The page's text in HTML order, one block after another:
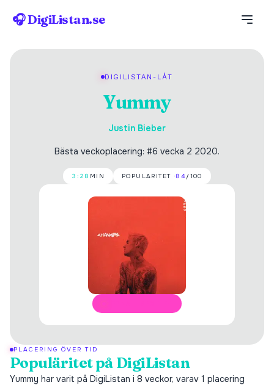
🎧 DigiListan.se
DIGILISTAN-LÅT
Yummy
Justin Bieber
Bästa veckoplacering: #6 vecka 2 2020.
3:28 MIN POPULARITET ·84 /100
PLACERING ÖVER TID
Populäritet på DigiListan
Yummy har varit på DigiListan i 8 veckor, varav 1 placering